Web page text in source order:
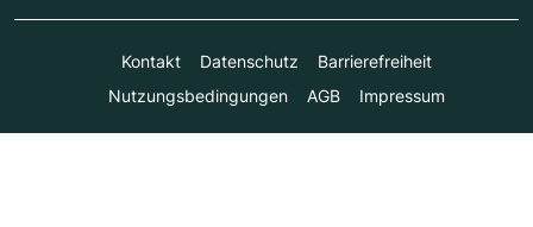
Kontakt Datenschutz
Barrierefreiheit
Nutzungsbedingungen
AGB Impressum